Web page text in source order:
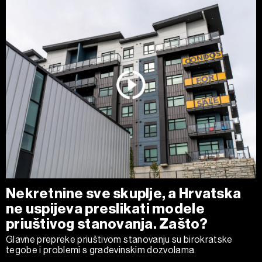
Nekretnine sve skuplje, a Hrvatska
ne uspijeva preslikati modele
priuštivog stanovanja. Zašto?
Glavne prepreke priuštivom stanovanju su birokratske
tegobe i problemi s građevinskim dozvolama.